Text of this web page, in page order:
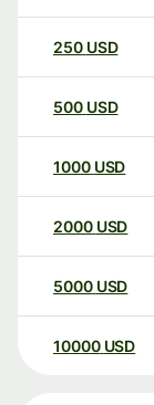
250 USD
500 USD
1000 USD
2000 USD
5000 USD
10000 USD